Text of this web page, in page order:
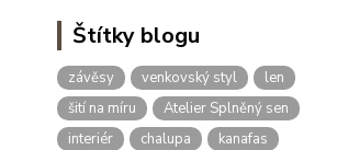
Štítky blogu
závěsy venkovský styl
len
šití na míru
Atelier Splněný sen
interiér
chalupa
kanafas